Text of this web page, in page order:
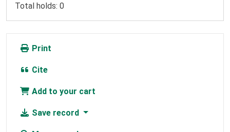
Total holds: 0
Print
Cite
Add to your cart
Save record